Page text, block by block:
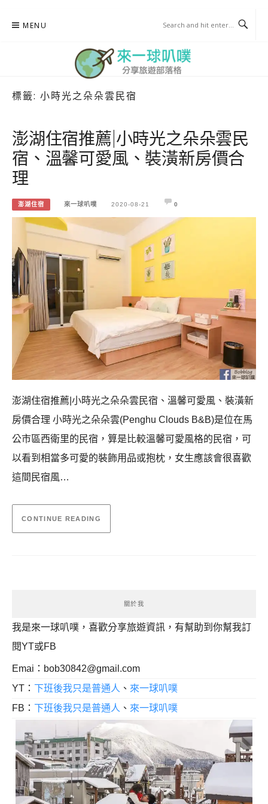
MENU
標籤: 小時光之朵朵雲民宿
澎湖住宿推薦|小時光之朵朵雲民
宿、溫馨可愛風、裝潢新房價合
理
澎湖住宿 來一球叭噗 2020-08-21 0
澎湖住宿推薦|小時光之朵朵雲民宿、溫馨可愛風、裝潢新
房價合理 小時光之朵朵雲(Penghu Clouds B&B)是位在馬
公市區西衛里的民宿，算是比較溫馨可愛風格的民宿，可
以看到相當多可愛的裝飾用品或抱枕，女生應該會很喜歡
這間民宿風…
CONTINUE READING
關於我
我是來一球叭噗，喜歡分享旅遊資訊，有幫助到你幫我訂
閱YT或FB
Emai： bob30842@gmail.com
YT： 下班後我只是普通人 、 來一球叭噗
FB： 下班後我只是普通人 、 來一球叭噗